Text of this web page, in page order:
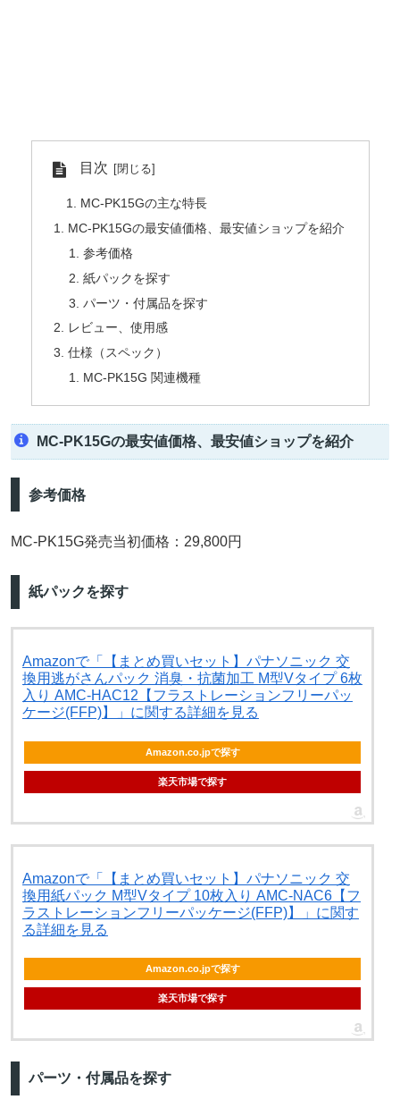
目次
MC-PK15Gの主な特長
MC-PK15Gの最安値価格、最安値ショップを紹介
参考価格
紙パックを探す
パーツ・付属品を探す
レビュー、使用感
仕様（スペック）
MC-PK15G 関連機種
MC-PK15Gの最安値価格、最安値ショップを紹介
参考価格
MC-PK15G発売当初価格：29,800円
紙パックを探す
Amazonで「【まとめ買いセット】パナソニック 交
換用逃がさんパック 消臭・抗菌加工 M型Vタイプ 6枚
入り AMC-HAC12【フラストレーションフリーパッ
ケージ(FFP)】」に関する詳細を見る
Amazon.co.jpで探す
楽天市場で探す
Amazonで「【まとめ買いセット】パナソニック 交
換用紙パック M型Vタイプ 10枚入り AMC-NAC6【フ
ラストレーションフリーパッケージ(FFP)】」に関す
る詳細を見る
Amazon.co.jpで探す
楽天市場で探す
パーツ・付属品を探す